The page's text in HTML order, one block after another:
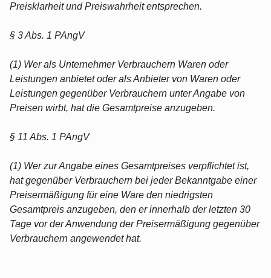
Preisklarheit und Preiswahrheit entsprechen.
§ 3 Abs. 1 PAngV
(1) Wer als Unternehmer Verbrauchern Waren oder
Leistungen anbietet oder als Anbieter von Waren oder
Leistungen gegenüber Verbrauchern unter Angabe von
Preisen wirbt, hat die Gesamtpreise anzugeben.
§ 11 Abs. 1 PAngV
(1) Wer zur Angabe eines Gesamtpreises verpflichtet ist,
hat gegenüber Verbrauchern bei jeder Bekanntgabe einer
Preisermäßigung für eine Ware den niedrigsten
Gesamtpreis anzugeben, den er innerhalb der letzten 30
Tage vor der Anwendung der Preisermäßigung gegenüber
Verbrauchern angewendet hat.